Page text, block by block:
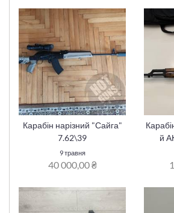
Карабін нарізний "Сайга"
7.62\39
9 травня
40 000,00 ₴
й